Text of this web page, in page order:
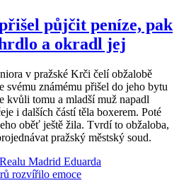
půjčit peníze, pak
a okradl jej
v pražské Krči čelí obžalobě
známému přišel do jeho bytu
kvůli tomu a mladší muž napadl
i dalších částí těla boxerem. Poté
oběť ještě žila. Tvrdí to obžaloba,
pražský městský soud.